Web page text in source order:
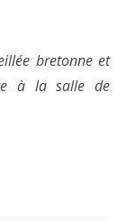
bretonne et
à la salle de